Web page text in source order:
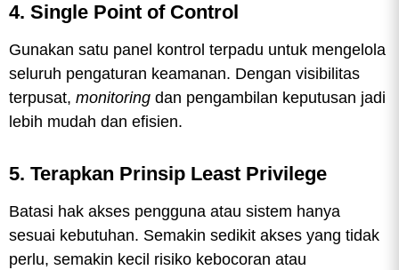
4. Single Point of Control
Gunakan satu panel kontrol terpadu untuk mengelola
seluruh pengaturan keamanan. Dengan visibilitas
terpusat, monitoring dan pengambilan keputusan jadi
lebih mudah dan efisien.
5. Terapkan Prinsip Least Privilege
Batasi hak akses pengguna atau sistem hanya
sesuai kebutuhan. Semakin sedikit akses yang tidak
perlu, semakin kecil risiko kebocoran atau